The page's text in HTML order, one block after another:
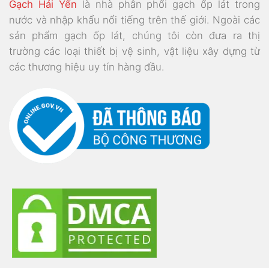
Gạch Hải Yến là nhà phân phối gạch ốp lát trong
nước và nhập khẩu nổi tiếng trên thế giới. Ngoài các
sản phẩm gạch ốp lát, chúng tôi còn đưa ra thị
trường các loại thiết bị vệ sinh, vật liệu xây dựng từ
các thương hiệu uy tín hàng đầu.